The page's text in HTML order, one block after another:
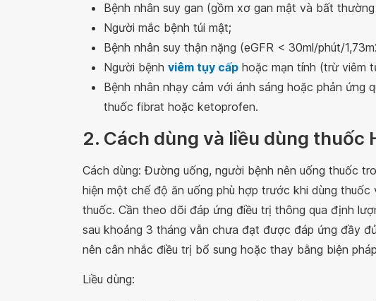
Bệnh nhân suy gan (gồm xơ gan mật và bất
Người mắc bệnh túi mật;
Bệnh nhân suy thận nặng (eGFR < 30ml/phút/
Người bệnh viêm tụy cấp hoặc mạn tính (trừ viêm
Bệnh nhân nhạy cảm với ánh sáng hoặc phản ứng
thuốc fibrat hoặc ketoprofen.
2. Cách dùng và liều dùng thuốc
Cách dùng: Đường uống, người bệnh nên uống thuốc
hiện một chế độ ăn uống phù hợp trước khi dùng
thuốc. Cần theo dõi đáp ứng điều trị thông qua định
sau khoảng 3 tháng vẫn chưa đạt được đáp ứng đầy
nên cân nhắc điều trị bổ sung hoặc thay bằng biện
Liều dùng: